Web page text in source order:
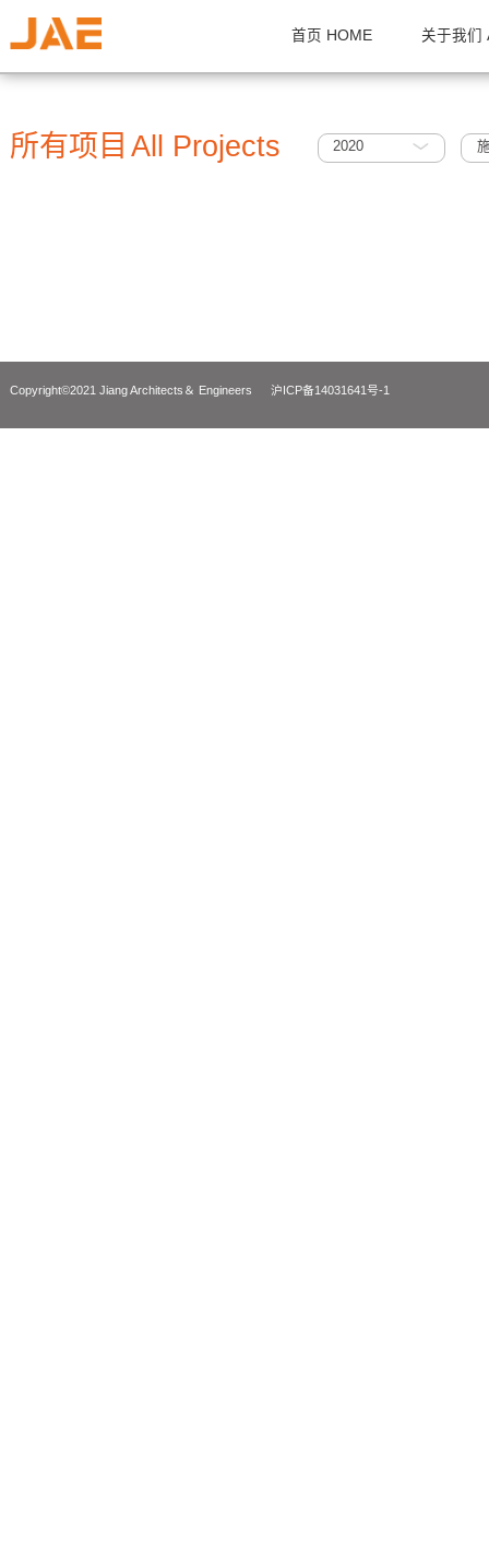
首页 HOME 关
所有项目 All Projects 2020
Copyright©2021 Jiang Architects＆ Engineers 沪ICP备14031641号-1